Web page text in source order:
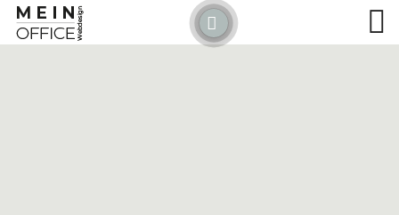
Detected no support for Speech Synthesis